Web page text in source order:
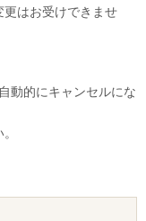
更はお受けできませ
動的にキャンセルにな